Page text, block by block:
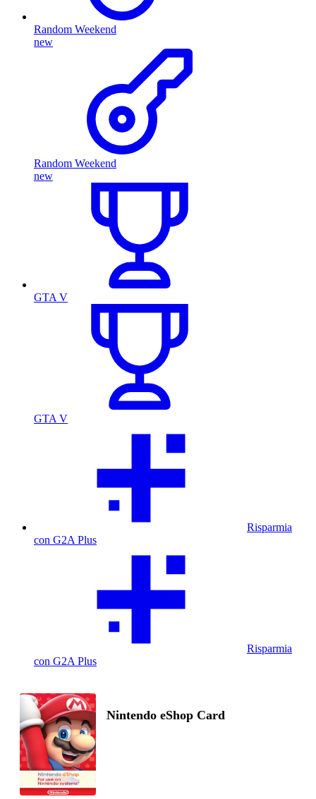
Random Weekend
new
Random Weekend
new
GTA V
GTA V
Risparmia
con G2A Plus
Risparmia
con G2A Plus
Nintendo eShop Card